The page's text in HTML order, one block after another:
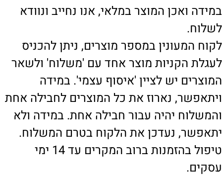
במידה ואכן המוצר במלאי, אנו נחייב ונוודא
לשלוח.
לקוח המעונין במספר מוצרים, ניתן להכניס
לעגלת הקניות מוצר אחד עם 'משלוח' ולשאר
המוצרים יש לציין 'איסוף עצמי'. במידה
ויתאפשר, נארוז את כל המוצרים לחבילה אחת
והמשלוח יהיה עבור חבילה אחת. במידה ולא
יתאפשר, נעדכן את הלקוח בטרם המשלוח.
טיפול בהזמנות ברוב המקרים עד 14 ימי
עסקים.